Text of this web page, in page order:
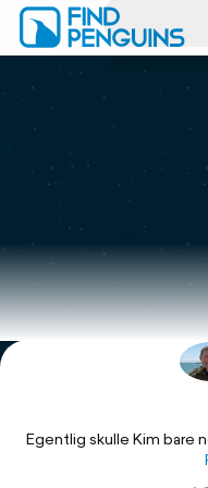
Print a book
Flyover video
Explore
Egentlig skulle Kim bare
vi tænkte af få lidt ferie
Petra i Jordan,